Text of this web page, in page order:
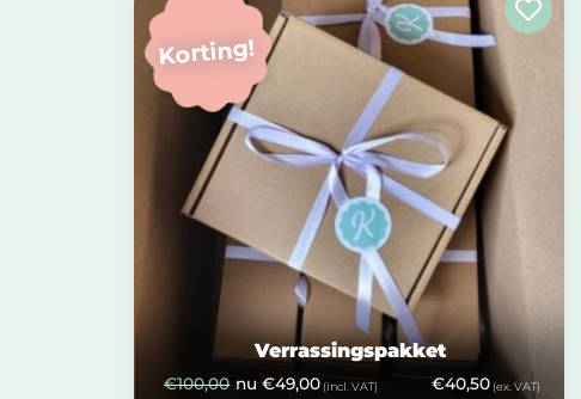
Korting!
Verrassingspakket
€100,00 nu €49,00 (incl. VAT) €40,50(ex. VAT)